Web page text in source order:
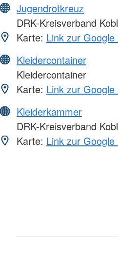
Jugendrotkreuz
DRK-Kreisverband
Karte: Link zur
Kleidercontainer
Kleidercontainer
Karte: Link zur
Kleiderkammer
DRK-Kreisverband
Karte: Link zur